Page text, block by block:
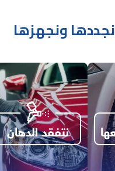
نجددها ونجهزها